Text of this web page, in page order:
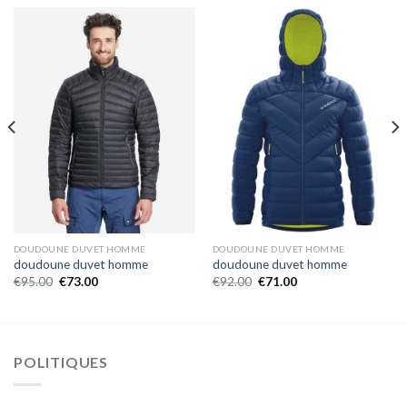
DOUDOUNE DUVET HOMME
doudoune duvet homme
€95.00 €73.00
DOUDOUNE DUVET HOMME
doudoune duvet homme
€92.00 €71.00
POLITIQUES